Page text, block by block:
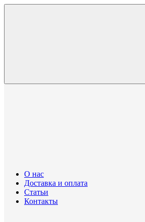
О нас
Доставка и оплата
Статьи
Контакты